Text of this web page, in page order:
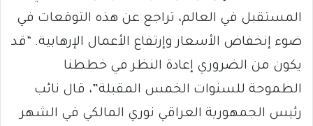
المستقبل في العالم، تراجع عن هذه التوقعات في
ضوء إنخفاض الأسعار وإرتفاع الأعمال الإرهابية. “قد
يكون من الضروري إعادة النظر في خططنا
الطموحة للسنوات الخمس المقبلة”، قال نائب
رئيس الجمهورية العراقي نوري المالكي في الشهر